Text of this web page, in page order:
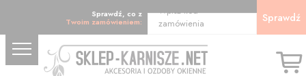
Sprawdź, co z
Twoim zamówieniem:
Wpisz kod
zamówienia
Sprawdź